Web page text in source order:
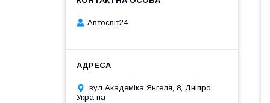
Автосвіт24
вул Академіка Янгеля, 8, Дніпро,
Україна